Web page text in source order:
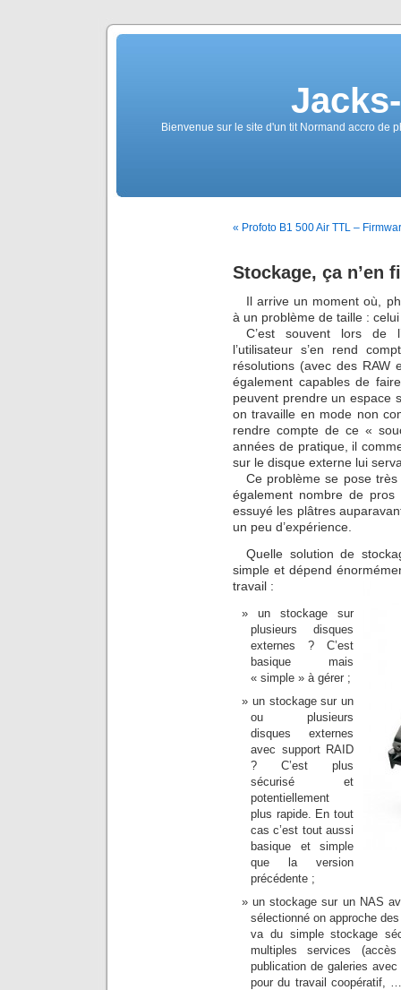
Bienvenue sur le site d'un tit Normand accro de
« Profoto B1 500 Air TTL –
Stockage, ça n’en
Il arrive un moment où,
à un problème de taille :
C’est souvent lors de
l’utilisateur s’en rend
résolutions (avec des RAW
également capables de
peuvent prendre un espace
on travaille en mode non
rendre compte de ce «
années de pratique, il
sur le disque externe lui
Ce problème se pose
également nombre de
essuyé les plâtres
un peu d’expérience.
Quelle solution de
simple et dépend
travail :
un stockage sur
plusieurs disques
externes ? C’est
basique mais
« simple » à gérer ;
un stockage sur un
ou plusieurs
disques externes
avec support RAID
? C’est plus
sécurisé et
potentiellement
plus rapide. En tout
cas c’est tout aussi
basique et simple
que la version
précédente ;
un stockage sur un NAS
sélectionné on approche
va du simple stockage
multiples services
publication de galeries
pour du travail coopératif,